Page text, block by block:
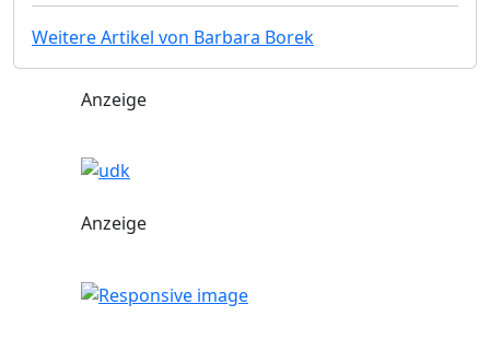
Weitere Artikel von Barbara Borek
Anzeige
Anzeige